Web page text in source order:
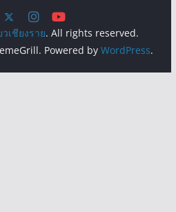
วเชียงราย. All rights reserved.
Powered by WordPress.